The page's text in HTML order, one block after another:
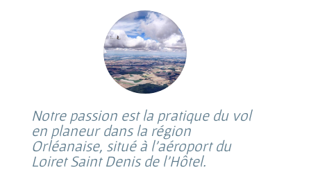
Notre passion est la pratique du vol
en planeur dans la région
Orléanaise, situé à l’aéroport du
Loiret Saint Denis de l’Hôtel.